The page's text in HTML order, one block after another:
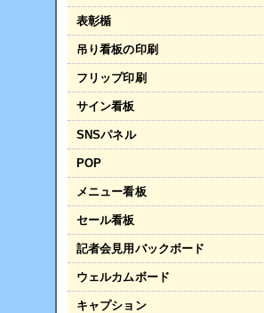
表彰楯
吊り看板の印刷
フリップ印刷
サイン看板
SNSパネル
POP
メニュー看板
セール看板
記者会見用バックボード
ウェルカムボード
キャプション